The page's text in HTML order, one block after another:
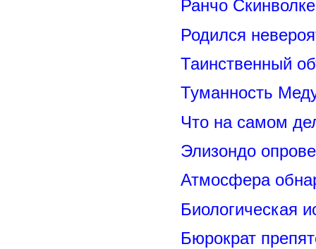
Ранчо
Родился
Таинственный
Туманность
Что на самом
Элизондо
Атмосфера
Биологическая
Бюрократ